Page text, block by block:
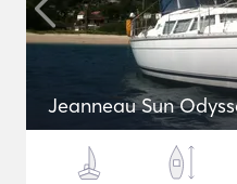
Jeanneau Sun